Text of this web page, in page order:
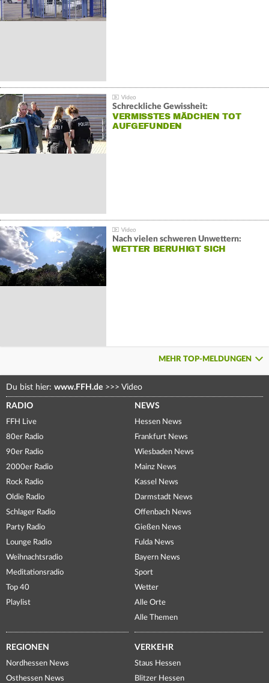
Schreckliche Gewissheit:
VERMISSTES MÄDCHEN TOT
AUFGEFUNDEN
Nach vielen schweren Unwettern:
WETTER BERUHIGT SICH
MEHR TOP-MELDUNGEN
Du bist hier: www.FFH.de >>> Video
RADIO
FFH Live
80er Radio
90er Radio
2000er Radio
Rock Radio
Oldie Radio
Schlager Radio
Party Radio
Lounge Radio
Weihnachtsradio
Meditationsradio
Top 40
Playlist
NEWS
Hessen News
Frankfurt News
Wiesbaden News
Mainz News
Kassel News
Darmstadt News
Offenbach News
Gießen News
Fulda News
Bayern News
Sport
Wetter
Alle Orte
Alle Themen
REGIONEN
Nordhessen News
Osthessen News
VERKEHR
Staus Hessen
Blitzer Hessen